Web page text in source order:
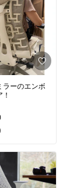
写真
ラーのエンボ
ットして細身
が、特徴的な
トするし、
も広くてスト